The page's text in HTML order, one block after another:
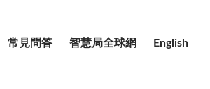
常見問答 智慧局全球網 English